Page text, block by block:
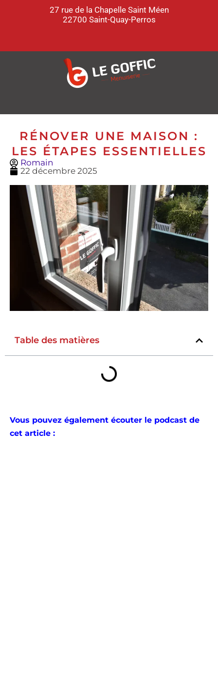
27 rue de la Chapelle Saint Méen
22700 Saint-Quay-Perros
RÉNOVER UNE MAISON :
LES ÉTAPES ESSENTIELLES
Romain
22 décembre 2025
Table des matières
Vous pouvez également écouter le podcast de
cet article :